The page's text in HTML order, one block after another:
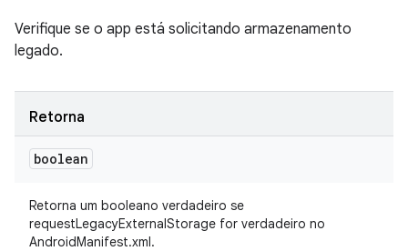
Verifique se o app está solicitando armazenamento
legado.
Retorna
boolean
Retorna um booleano verdadeiro se
requestLegacyExternalStorage for verdadeiro no
AndroidManifest.xml.